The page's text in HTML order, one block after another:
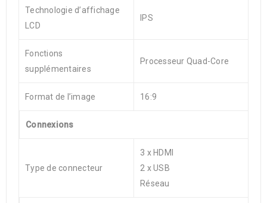
Technologie d’affichage
LCD
IPS
Fonctions
supplémentaires
Processeur Quad-Core
Format de l’image 16:9
Connexions
Type de connecteur
3 x HDMI
2 x USB
Réseau